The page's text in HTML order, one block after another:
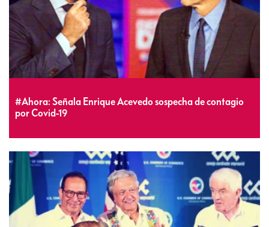
#Ahora: Señala Enrique Acevedo sospecha de contagio
por Covid-19